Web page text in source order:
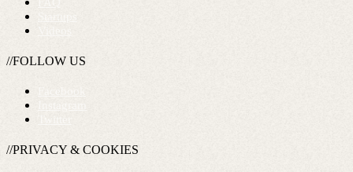
//FOLLOW US
//PRIVACY & COOKIES